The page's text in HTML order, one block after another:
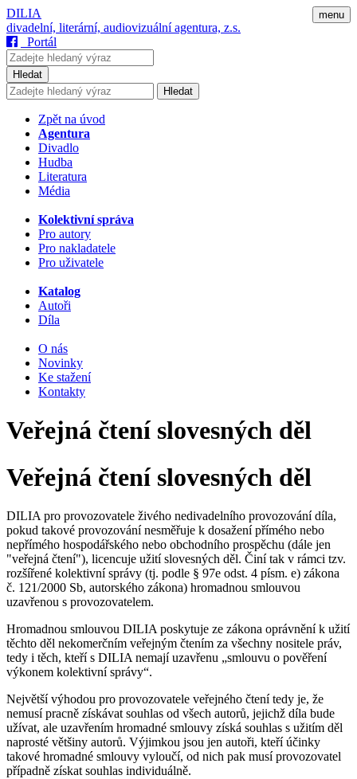
menu
DILIA
divadelní, literární, audiovizuální agentura, z.s.
Portál
Hledat
Hledat
Zpět na úvod
Agentura
Divadlo
Hudba
Literatura
Média
Kolektivní správa
Pro autory
Pro nakladatele
Pro uživatele
Katalog
Autoři
Díla
O nás
Novinky
Ke stažení
Kontakty
Veřejná čtení slovesných děl
Veřejná čtení slovesných děl
DILIA pro provozovatele živého nedivadelního provozování díla,
pokud takové provozování nesměřuje k dosažení přímého nebo
nepřímého hospodářského nebo obchodního prospěchu (dále jen
"veřejná čtení"), licencuje užití slovesných děl. Činí tak v rámci tzv.
rozšířené kolektivní správy (tj. podle § 97e odst. 4 písm. e) zákona
č. 121/2000 Sb, autorského zákona) hromadnou smlouvou
uzavřenou s provozovatelem.
Hromadnou smlouvou DILIA poskytuje ze zákona oprávnění k užití
těchto děl nekomerčním veřejným čtením za všechny nositele práv,
tedy i těch, kteří s DILIA nemají uzavřenu „smlouvu o pověření
výkonem kolektivní správy“.
Největší výhodou pro provozovatele veřejného čtení tedy je, že
nemusí pracně získávat souhlas od všech autorů, jejichž díla bude
užívat, ale uzavřením hromadné smlouvy získá souhlas s užitím děl
naprosté většiny autorů. Výjimkou jsou jen autoři, kteří účinky
takové hromadné smlouvy vyloučí, od nich pak musí provozovatel
případně získat souhlas individuálně.